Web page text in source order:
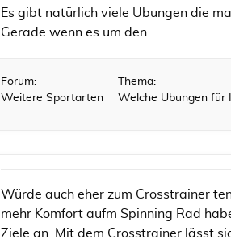
Es gibt natürlich viele Übungen die
Gerade wenn es um den ...
Forum:
Weitere Sportarten
Thema:
Welche Übungen für
Würde auch eher zum Crosstrainer
mehr Komfort aufm Spinning Rad
Ziele an. Mit dem Crosstrainer lässt